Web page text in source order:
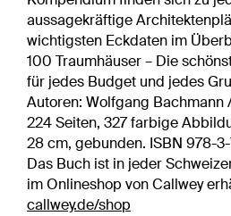
aussagekräftige
wichtigsten Eckdaten im
100 Traumhäuser – Die
für jedes Budget und jedes
Autoren: Wolfgang Bachmann
224 Seiten, 327 farbige
28 cm, gebunden. ISBN 978-
Das Buch ist in jeder
im Onlineshop von Callwey
callwey.de/shop